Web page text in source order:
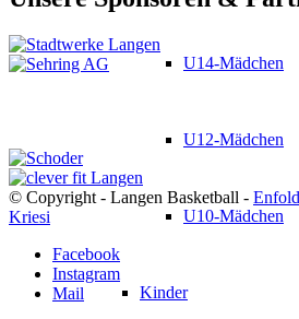
U14-Mädchen
U12-Mädchen
U10-Mädchen
Kinder
© Copyright - Langen Basketball -
Kriesi
Facebook
Instagram
Mail